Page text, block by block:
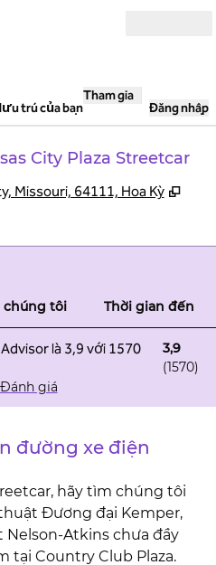
trú của bạn
Tham gia
Đăng nhập
City Plaza Streetcar
Missouri, 64111, Hoa Kỳ ,
chúng tôi
Thời gian đến
3,9
(1570)
giá
đường xe điện
hãy tìm chúng tôi
Đương đại Kemper,
Atkins chưa đầy
tại Country Club Plaza.